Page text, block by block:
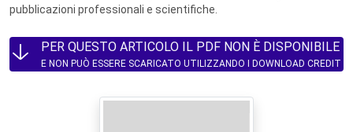
pubblicazioni professionali e scientifiche.
PER QUESTO ARTICOLO IL PDF NON È DISPONIBILE
E NON PUÒ ESSERE SCARICATO UTILIZZANDO I DOWNLOAD CREDIT